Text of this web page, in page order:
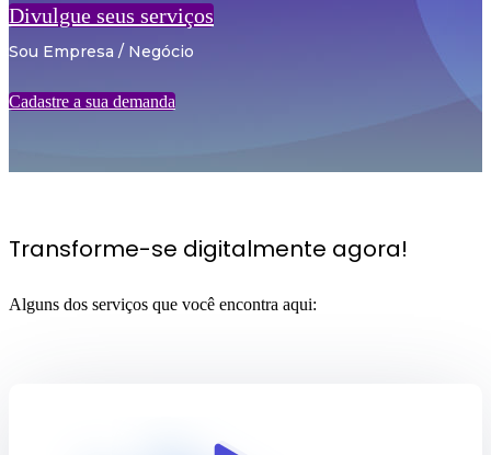
Divulgue seus serviços
Sou Empresa / Negócio
Cadastre a sua demanda
Transforme-se digitalmente agora!
Alguns dos serviços que você encontra aqui: